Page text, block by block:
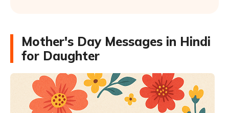
Mother's Day Messages in Hindi
for Daughter